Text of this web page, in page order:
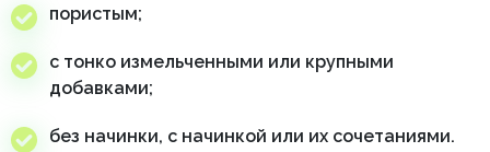
пористым;
с тонко измельченными или крупными
добавками;
без начинки, с начинкой или их сочетаниями.